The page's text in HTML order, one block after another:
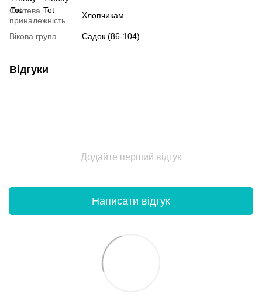
Статева
приналежність
Хлопчикам
Вікова група Садок (86-104)
Відгуки
Додайте перший відгук
Написати відгук